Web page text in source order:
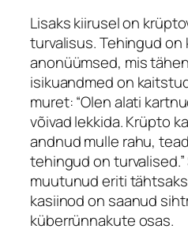
Lisaks kiirusel on
turvalisus. Tehingud
anonüümsed, mis
isikuandmed on
muret: “Olen alati
võivad lekkida. Krüpto
andnud mulle rahu,
tehingud on
muutunud eriti
kasiinod on saanud
küberrünnakute osas.